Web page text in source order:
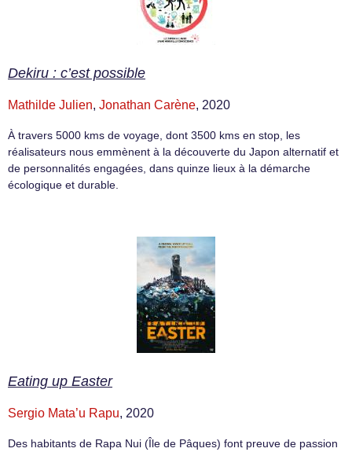
Dekiru : c’est possible
Mathilde Julien, Jonathan Carène, 2020
À travers 5000 kms de voyage, dont 3500 kms en stop, les
réalisateurs nous emmènent à la découverte du Japon alternatif et
de personnalités engagées, dans quinze lieux à la démarche
écologique et durable.
Eating up Easter
Sergio Mata’u Rapu, 2020
Des habitants de Rapa Nui (Île de Pâques) font preuve de passion